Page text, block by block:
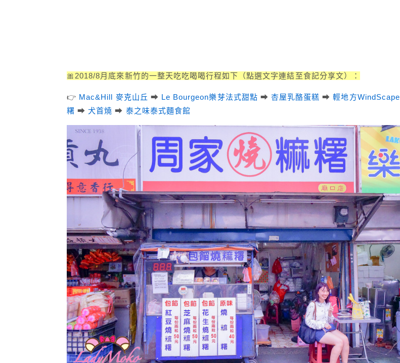
🎀2018/8月底來新竹的一整天吃吃喝喝行程如下（點選文字連結至食記分享文）：
👉 Mac&Hill 麥克山丘 ➡ Le Bourgeon樂芽法式甜點 ➡ 杏屋乳酪蛋糕 ➡輕地方WindScape
糬 ➡犬首燒➡ 泰之味泰式麵食館